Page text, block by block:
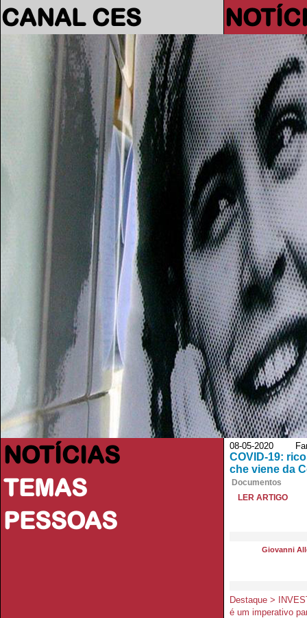
CANAL CES
NOTÍCIAS
TEMAS
PESSOAS
08-05-2020
COVID-19:
che viene da
Documentos
LER ARTIGO
Giovanni
Destaque >
é um imperativo